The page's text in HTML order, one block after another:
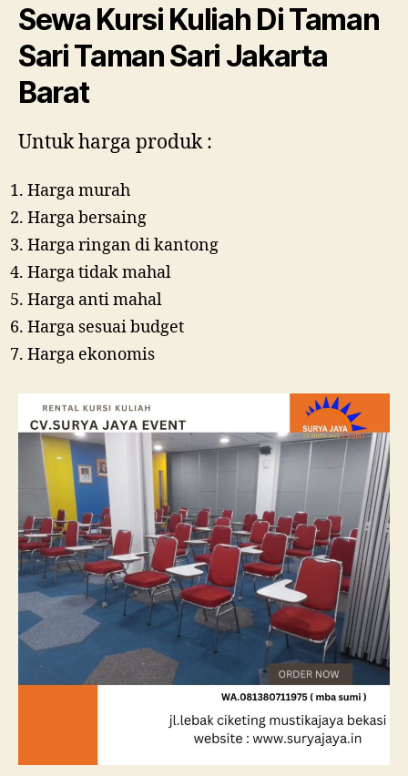
Sewa Kursi Kuliah Di Taman
Sari Taman Sari Jakarta
Barat
Untuk harga produk :
Harga murah
Harga bersaing
Harga ringan di kantong
Harga tidak mahal
Harga anti mahal
Harga sesuai budget
Harga ekonomis